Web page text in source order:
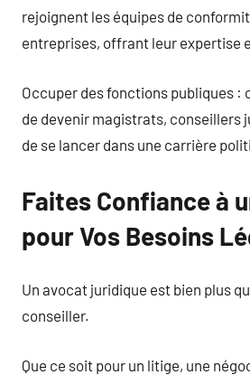
rejoignent les équipes de
entreprises, offrant leur expertise
Occuper des fonctions publiques
de devenir magistrats, conseillers
de se lancer dans une carrière
Faites Confiance à
pour Vos Besoins
Un avocat juridique est bien plus
conseiller.
Que ce soit pour un litige, une